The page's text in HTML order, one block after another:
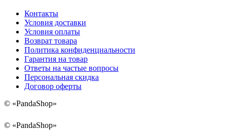
Контакты
Условия доставки
Условия оплаты
Возврат товара
Политика конфиденциальности
Гарантия на товар
Ответы на частые вопросы
Персональная скидка
Договор оферты
© «PandaShop»
© «PandaShop»